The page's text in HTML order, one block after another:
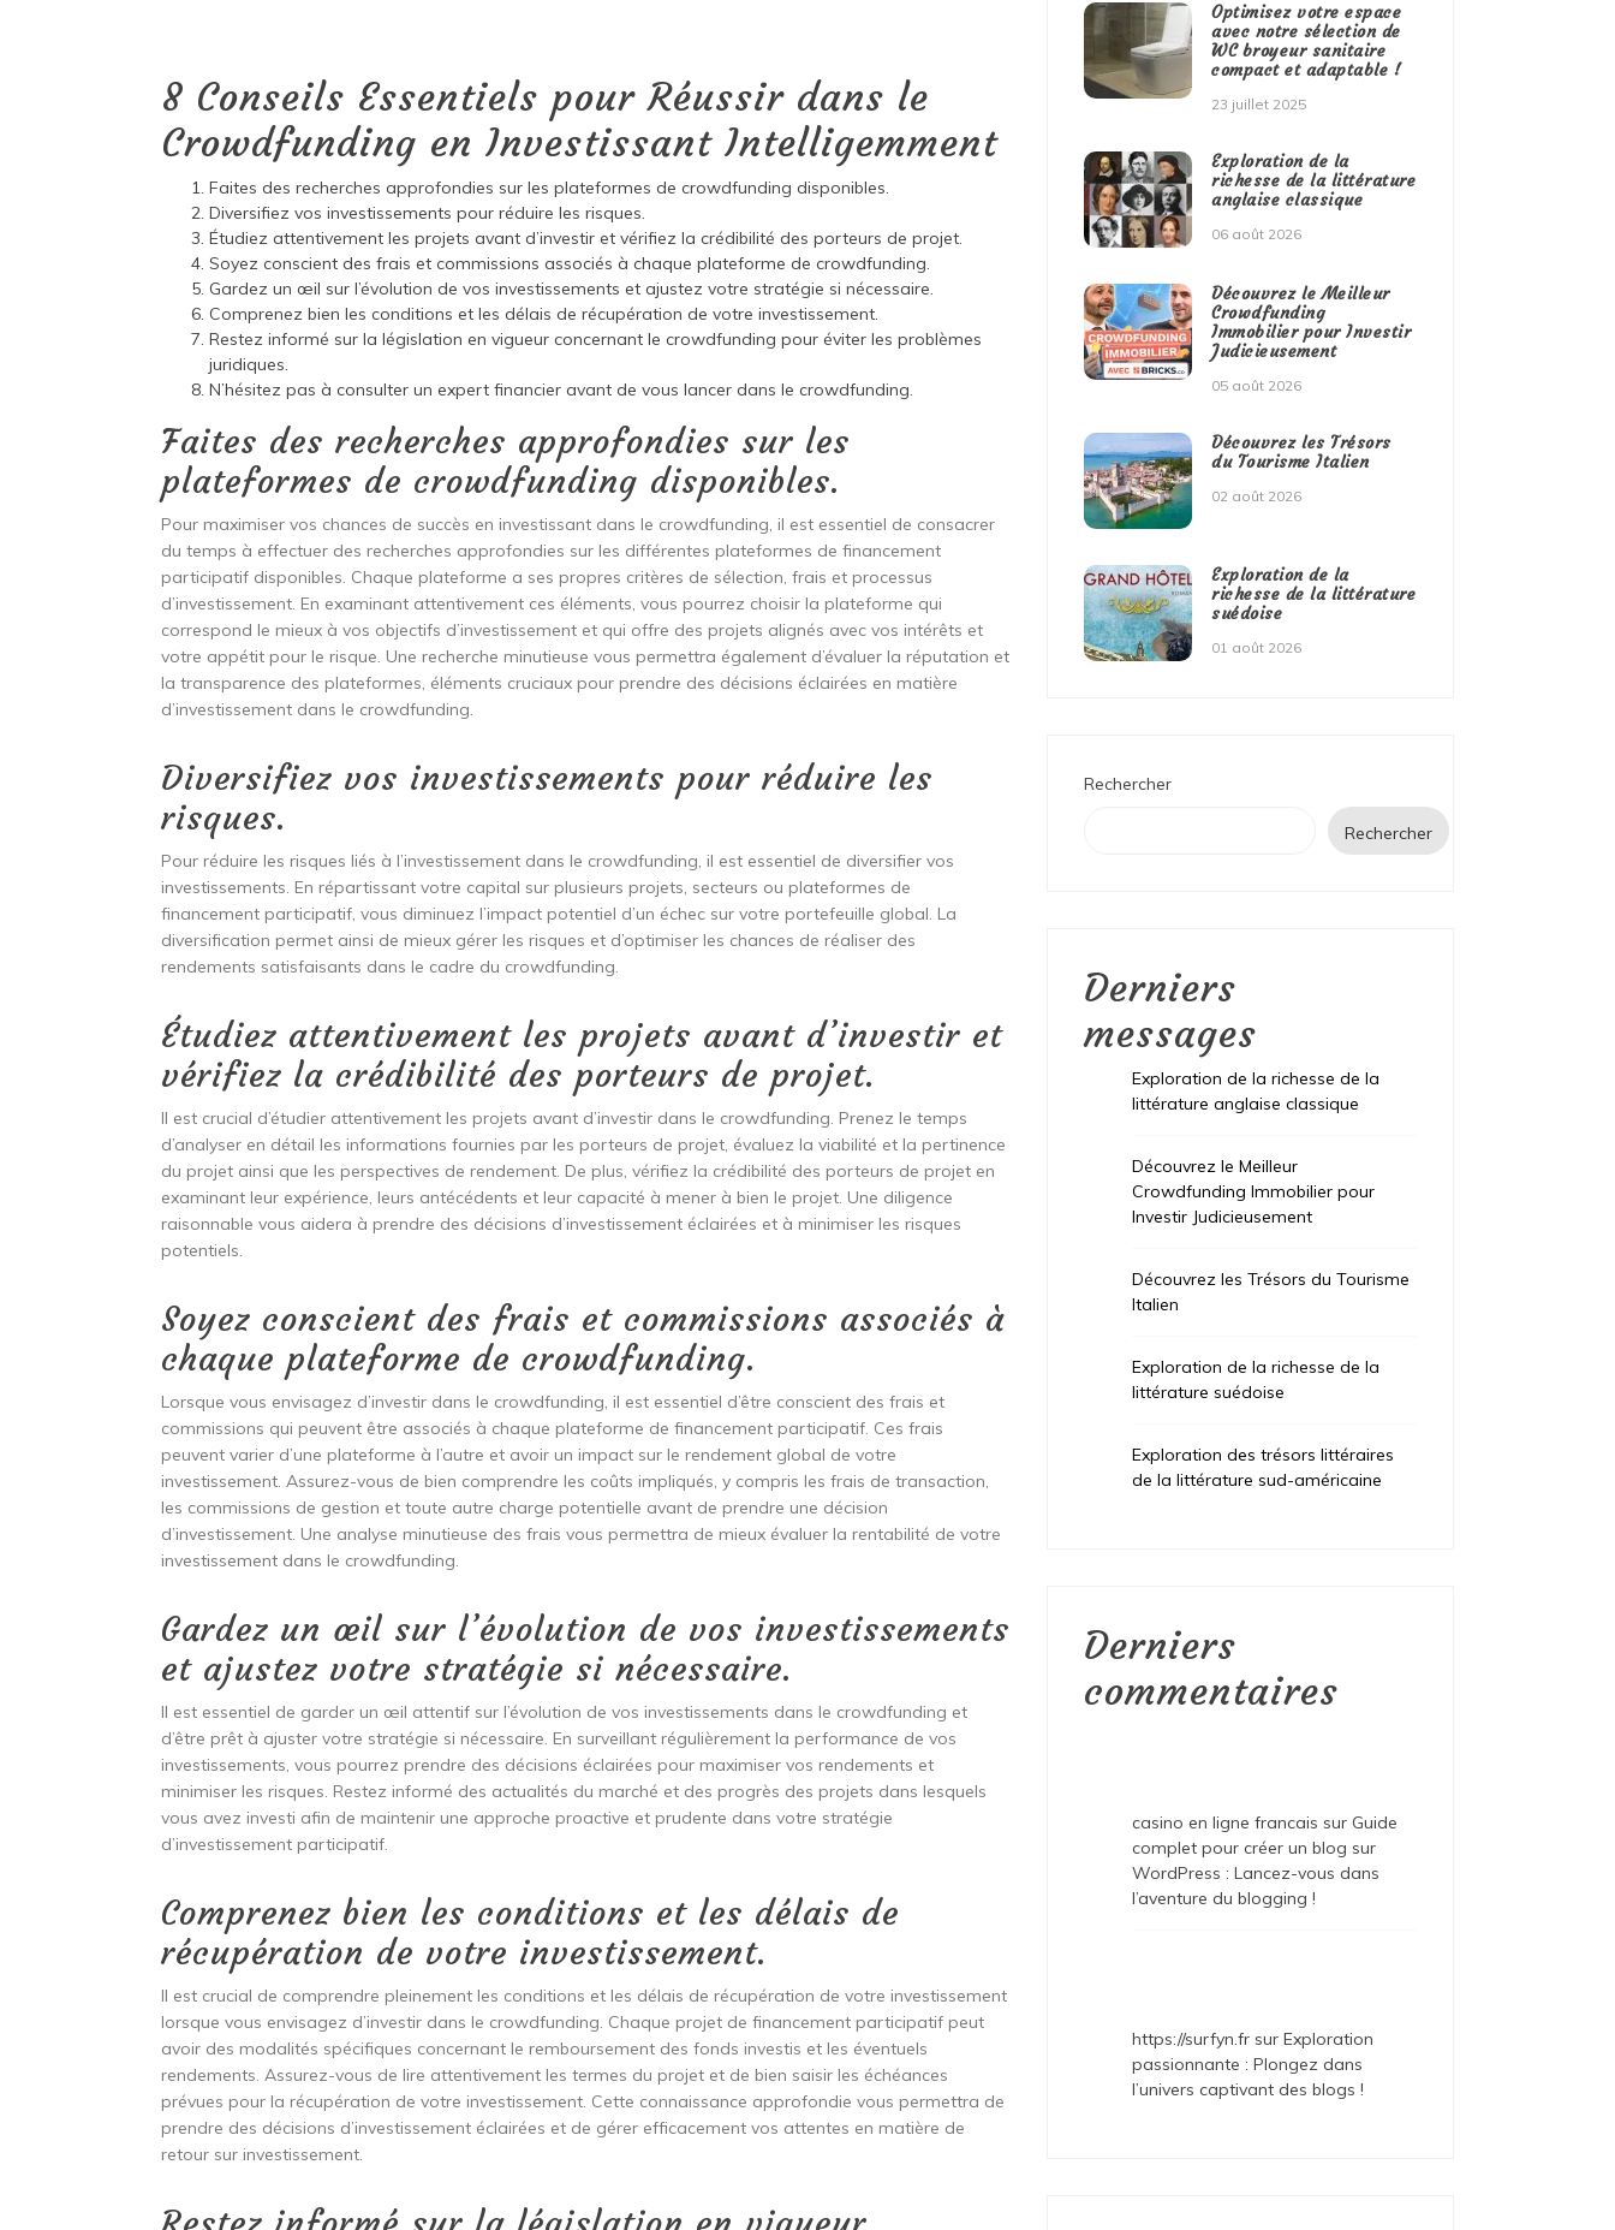
8 Conseils Essentiels pour Réussir dans le
Crowdfunding en Investissant Intelligemment
Faites des recherches approfondies sur les plateformes de crowdfunding disponibles.
Diversifiez vos investissements pour réduire les risques.
Étudiez attentivement les projets avant d’investir et vérifiez la crédibilité des porteurs de projet.
Soyez conscient des frais et commissions associés à chaque plateforme de crowdfunding.
Gardez un œil sur l’évolution de vos investissements et ajustez votre stratégie si nécessaire.
Comprenez bien les conditions et les délais de récupération de votre investissement.
Restez informé sur la législation en vigueur concernant le crowdfunding pour éviter les problèmes
juridiques.
N’hésitez pas à consulter un expert financier avant de vous lancer dans le crowdfunding.
Faites des recherches approfondies sur les
plateformes de crowdfunding disponibles.
Pour maximiser vos chances de succès en investissant dans le crowdfunding, il est essentiel de consacrer
du temps à effectuer des recherches approfondies sur les différentes plateformes de financement
participatif disponibles. Chaque plateforme a ses propres critères de sélection, frais et processus
d’investissement. En examinant attentivement ces éléments, vous pourrez choisir la plateforme qui
correspond le mieux à vos objectifs d’investissement et qui offre des projets alignés avec vos intérêts et
votre appétit pour le risque. Une recherche minutieuse vous permettra également d’évaluer la réputation et
la transparence des plateformes, éléments cruciaux pour prendre des décisions éclairées en matière
d’investissement dans le crowdfunding.
Diversifiez vos investissements pour réduire les
risques.
Pour réduire les risques liés à l’investissement dans le crowdfunding, il est essentiel de diversifier vos
investissements. En répartissant votre capital sur plusieurs projets, secteurs ou plateformes de
financement participatif, vous diminuez l’impact potentiel d’un échec sur votre portefeuille global. La
diversification permet ainsi de mieux gérer les risques et d’optimiser les chances de réaliser des
rendements satisfaisants dans le cadre du crowdfunding.
Étudiez attentivement les projets avant d’investir et
vérifiez la crédibilité des porteurs de projet.
Il est crucial d’étudier attentivement les projets avant d’investir dans le crowdfunding. Prenez le temps
d’analyser en détail les informations fournies par les porteurs de projet, évaluez la viabilité et la pertinence
du projet ainsi que les perspectives de rendement. De plus, vérifiez la crédibilité des porteurs de projet en
examinant leur expérience, leurs antécédents et leur capacité à mener à bien le projet. Une diligence
raisonnable vous aidera à prendre des décisions d’investissement éclairées et à minimiser les risques
potentiels.
Soyez conscient des frais et commissions associés à
chaque plateforme de crowdfunding.
Lorsque vous envisagez d’investir dans le crowdfunding, il est essentiel d’être conscient des frais et
commissions qui peuvent être associés à chaque plateforme de financement participatif. Ces frais
peuvent varier d’une plateforme à l’autre et avoir un impact sur le rendement global de votre
investissement. Assurez-vous de bien comprendre les coûts impliqués, y compris les frais de transaction,
les commissions de gestion et toute autre charge potentielle avant de prendre une décision
d’investissement. Une analyse minutieuse des frais vous permettra de mieux évaluer la rentabilité de votre
investissement dans le crowdfunding.
Gardez un œil sur l’évolution de vos investissements
et ajustez votre stratégie si nécessaire.
Il est essentiel de garder un œil attentif sur l’évolution de vos investissements dans le crowdfunding et
d’être prêt à ajuster votre stratégie si nécessaire. En surveillant régulièrement la performance de vos
investissements, vous pourrez prendre des décisions éclairées pour maximiser vos rendements et
minimiser les risques. Restez informé des actualités du marché et des progrès des projets dans lesquels
vous avez investi afin de maintenir une approche proactive et prudente dans votre stratégie
d’investissement participatif.
Comprenez bien les conditions et les délais de
récupération de votre investissement.
Il est crucial de comprendre pleinement les conditions et les délais de récupération de votre investissement
lorsque vous envisagez d’investir dans le crowdfunding. Chaque projet de financement participatif peut
avoir des modalités spécifiques concernant le remboursement des fonds investis et les éventuels
rendements. Assurez-vous de lire attentivement les termes du projet et de bien saisir les échéances
prévues pour la récupération de votre investissement. Cette connaissance approfondie vous permettra de
prendre des décisions d’investissement éclairées et de gérer efficacement vos attentes en matière de
retour sur investissement.
Optimisez votre espace
avec notre sélection de
WC broyeur sanitaire
compact et adaptable !
23 juillet 2025
Exploration de la
richesse de la littérature
anglaise classique
06 août 2026
Découvrez le Meilleur
Crowdfunding
Immobilier pour Investir
Judicieusement
05 août 2026
Découvrez les Trésors
du Tourisme Italien
02 août 2026
Exploration de la
richesse de la littérature
suédoise
01 août 2026
Rechercher
Rechercher
Derniers
messages
Exploration de la richesse de la
littérature anglaise classique
Découvrez le Meilleur
Crowdfunding Immobilier pour
Investir Judicieusement
Découvrez les Trésors du Tourisme
Italien
Exploration de la richesse de la
littérature suédoise
Exploration des trésors littéraires
de la littérature sud-américaine
Derniers
commentaires
casino en ligne francais sur Guide
complet pour créer un blog sur
WordPress : Lancez-vous dans
l’aventure du blogging !
https://surfyn.fr surExploration
passionnante : Plongez dans
l’univers captivant des blogs !